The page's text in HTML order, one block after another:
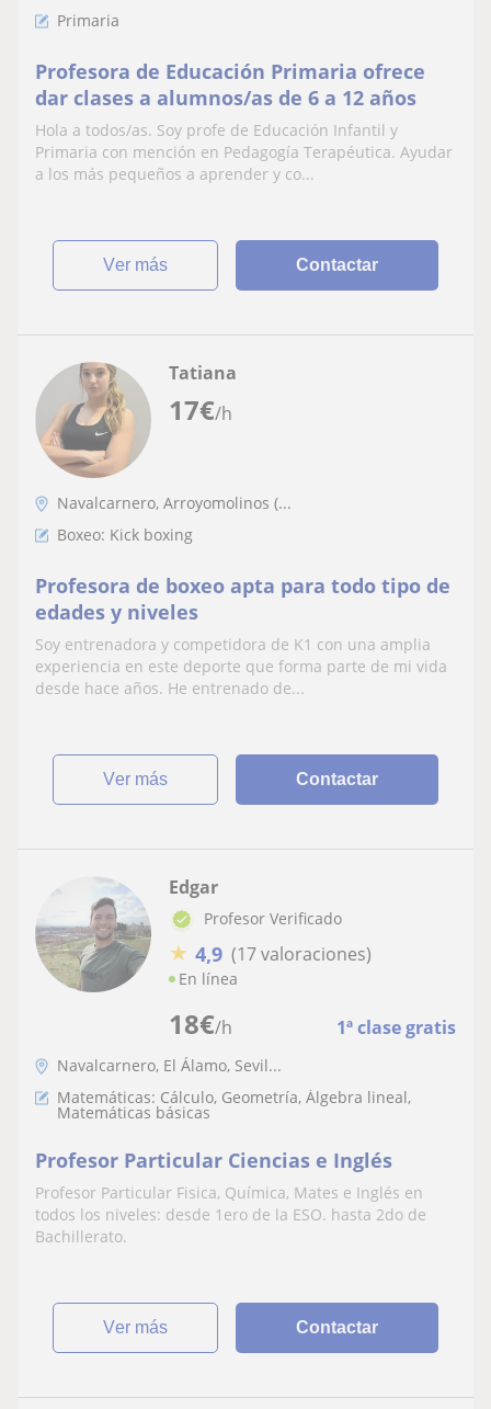
Primaria
Profesora de Educación Primaria ofrece
dar clases a alumnos/as de 6 a 12 años
Hola a todos/as. Soy profe de Educación Infantil y
Primaria con mención en Pedagogía Terapéutica. Ayudar
a los más pequeños a aprender y co...
ver más Contactar
17€/h
Tatiana
Navalcarnero, Arroyomolinos (...
Boxeo: Kick boxing
Profesora de boxeo apta para todo tipo de
edades y niveles
Soy entrenadora y competidora de K1 con una amplia
experiencia en este deporte que forma parte de mi vida
desde hace años. He entrenado de...
ver más Contactar
18€/h 1ª clase gratis
Edgar
Profesor Verificado
★ 4,9 (17 valoraciones)
En línea
Navalcarnero, El Álamo, Sevil...
Matemáticas: Cálculo, Geometría, Álgebra lineal,
Matemáticas básicas
Profesor Particular Ciencias e Inglés
Profesor Particular Fisica, Química, Mates e Inglés en
todos los niveles: desde 1ero de la ESO. hasta 2do de
Bachillerato.
ver más Contactar